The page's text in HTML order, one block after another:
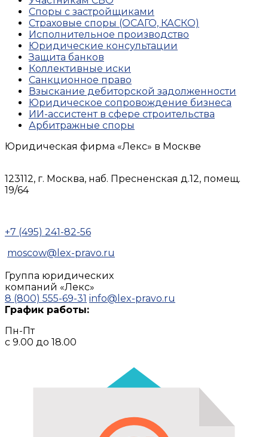
Споры с застройщиками
Страховые споры (ОСАГО, КАСКО)
Исполнительное производство
Юридические консультации
Защита банков
Коллективные иски
Санкционное право
Взыскание дебиторской задолженности
Юридическое сопровождение бизнеса
ИИ-ассистент в сфере строительства
Арбитражные споры
Юридическая фирма «Лекс» в Москве
123112, г. Москва, наб. Пресненская д.12, помещ.
19/64
+7 (495) 241-82-56
moscow@lex-pravo.ru
Группа юридических
компаний «Лекс»
8 (800) 555-69-31 info@lex-pravo.ru
График работы:
Пн-Пт
с 9.00 до 18.00